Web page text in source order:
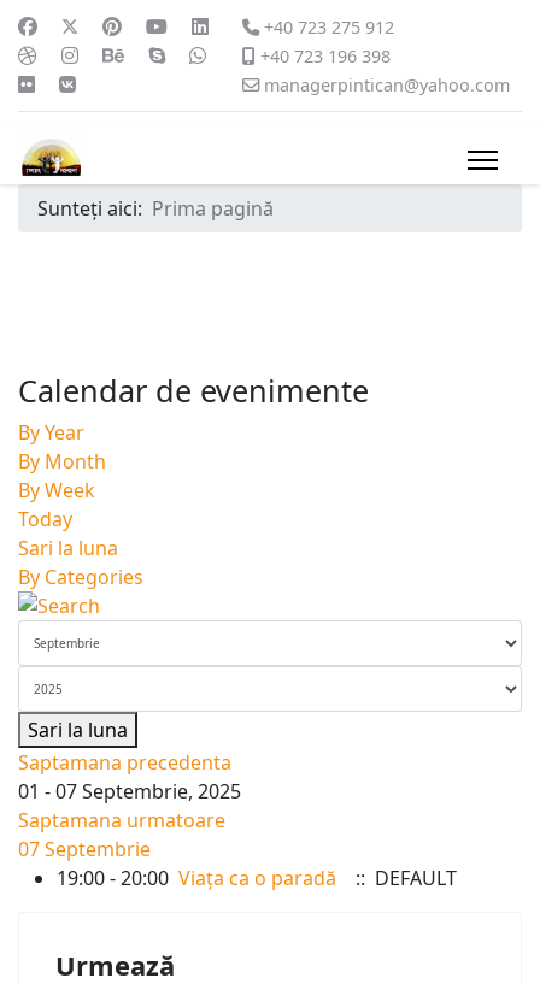
+40 723 275 912
+40 723 196 398
managerpintican@yahoo.com
Sunteți aici: Prima pagină
Calendar de evenimente
By Year
By Month
By Week
Today
Sari la luna
By Categories
Sari la luna
Saptamana precedenta
01 - 07 Septembrie, 2025
Saptamana urmatoare
07 Septembrie
19:00 - 20:00 Viața ca o paradă :: DEFAULT
Urmează